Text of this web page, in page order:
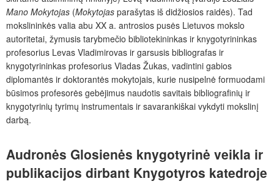
Mano Mokytojas (Mokytojas parašytas iš didžiosios raidės). Tad
mokslininkės valia abu XX a. antrosios pusės Lietuvos mokslo
autoritetai, žymusis tarybmečio bibliotekininkas ir knygotyrininkas
profesorius Levas Vladimirovas ir garsusis bibliografas ir
knygotyrininkas profesorius Vladas Žukas, vadintini gabios
diplomantės ir doktorantės mokytojais, kurie nusipelnė formuodami
būsimos profesorės gebėjimus naudotis savitais bibliografinių ir
knygotyrinių tyrimų instrumentais ir savarankiškai vykdyti mokslinį
darbą.
Audronės Glosienės knygotyrinė veikla ir
publikacijos dirbant Knygotyros katedroje